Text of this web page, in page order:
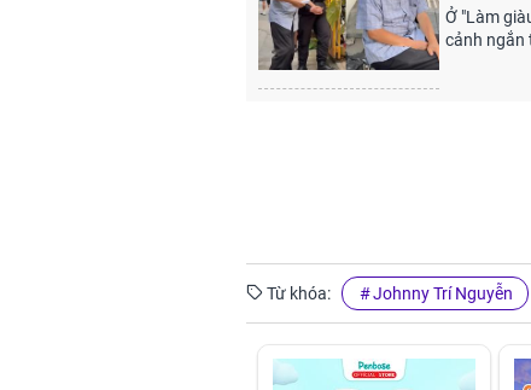
Ở "Làm
cảnh ngắn
Từ khóa: Johnny Trí Nguyễn